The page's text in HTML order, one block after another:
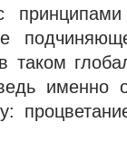
именно